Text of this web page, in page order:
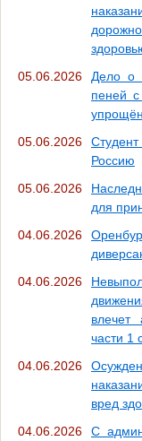
05.06.2026
Дело о
пеней
05.06.2026
Россию
05.06.2026
для
04.06.2026
04.06.2026
влечет
части 1
04.06.2026
вред
04.06.2026
С